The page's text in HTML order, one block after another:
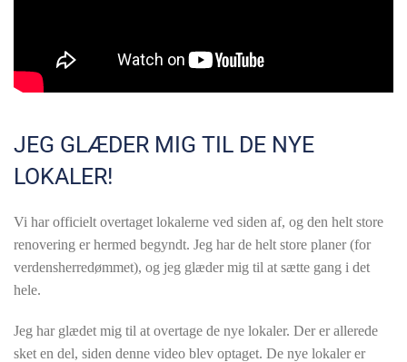
JEG GLÆDER MIG TIL DE NYE
LOKALER!
Vi har officielt overtaget lokalerne ved siden af, og den helt store
renovering er hermed begyndt. Jeg har de helt store planer (for
verdensherredømmet), og jeg glæder mig til at sætte gang i det
hele.
Jeg har glædet mig til at overtage de nye lokaler. Der er allerede
sket en del, siden denne video blev optaget. De nye lokaler er